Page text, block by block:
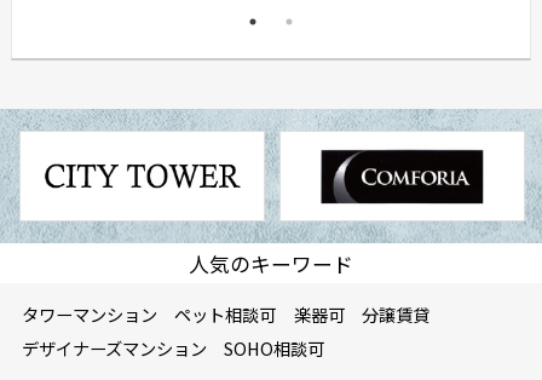
人気のキーワード
タワーマンション ペット相談可 楽器可
分譲賃貸
デザイナーズマンション
SOHO相談可